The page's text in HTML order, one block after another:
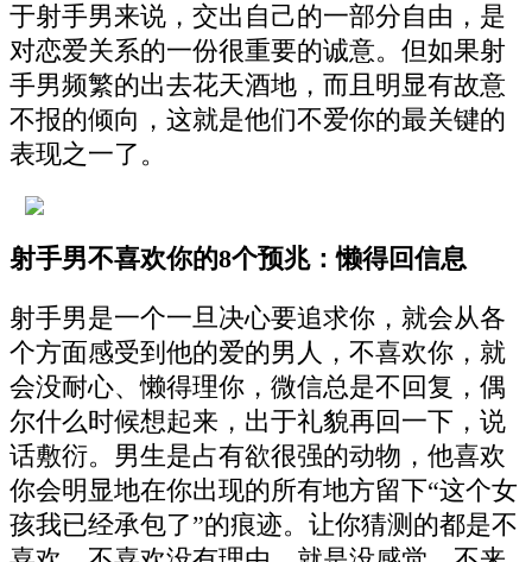
于射手男来说，交出自己的一部分自由，是
对恋爱关系的一份很重要的诚意。但如果射
手男频繁的出去花天酒地，而且明显有故意
不报的倾向，这就是他们不爱你的最关键的
表现之一了。
射手男不喜欢你的8个预兆：懒得回信息
射手男是一个一旦决心要追求你，就会从各
个方面感受到他的爱的男人，不喜欢你，就
会没耐心、懒得理你，微信总是不回复，偶
尔什么时候想起来，出于礼貌再回一下，说
话敷衍。男生是占有欲很强的动物，他喜欢
你会明显地在你出现的所有地方留下“这个女
孩我已经承包了”的痕迹。让你猜测的都是不